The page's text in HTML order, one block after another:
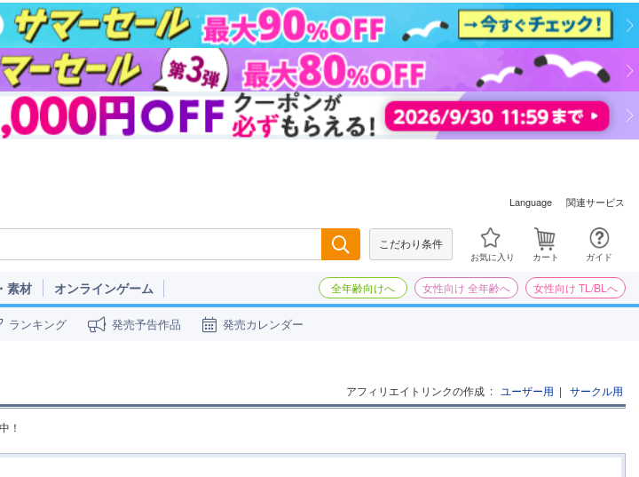
Language 関連サービス
こだわり条件
お気に入り カート ガイド
素材 オンラインゲーム 全年齢向けへ 女性向け 全年齢へ 女性向け TL/BLへ
ランキング 発売予告作品 発売カレンダー
アフィリエイトリンクの作成 : ユーザー用 | サークル用
！